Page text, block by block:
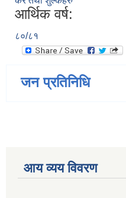
आर्थिक वर्ष:
८०/८१
जन प्रतिनिधि
आय व्यय विवरण